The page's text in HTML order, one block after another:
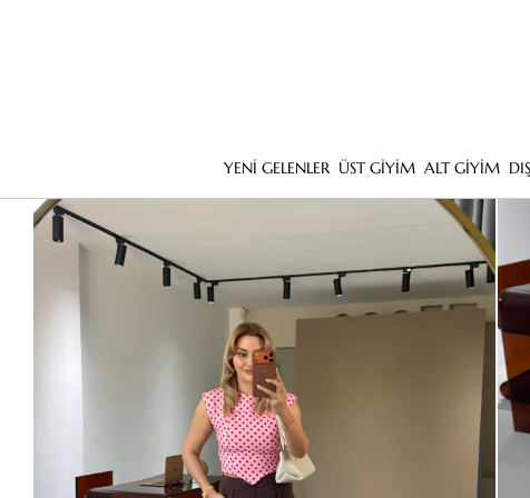
YENİ GELENLER ÜST GİYİM ALT GİYİM